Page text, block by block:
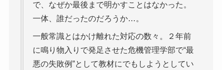
で、なぜか最後まで明かすことはなかった。
一体、誰だったのだろうか…。
一般常識とはかけ離れた対応の数々。２年前
に鳴り物入りで発足させた危機管理学部で“最
悪の失敗例”として教材にでもしようとしてい